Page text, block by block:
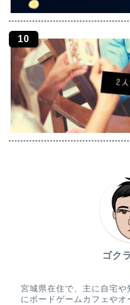
ゴク
宮城県在住で、主に自宅や
にボードゲームカフェや